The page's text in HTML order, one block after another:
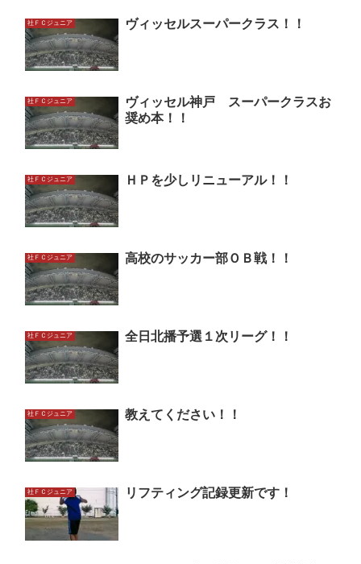
社ＦＣジュニア ヴィッセルスーパークラス！！
社ＦＣジュニア
ヴィッセル神戸 スーパークラスお
奨め本！！
社ＦＣジュニア ＨＰを少しリニューアル！！
社ＦＣジュニア 高校のサッカー部ＯＢ戦！！
社ＦＣジュニア 全日北播予選１次リーグ！！
社ＦＣジュニア 教えてください！！
社ＦＣジュニア リフティング記録更新です！